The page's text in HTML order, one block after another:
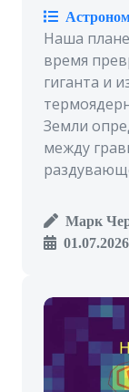
Наша
время
гиганта и
Земли
между
Марк
01.07.2026